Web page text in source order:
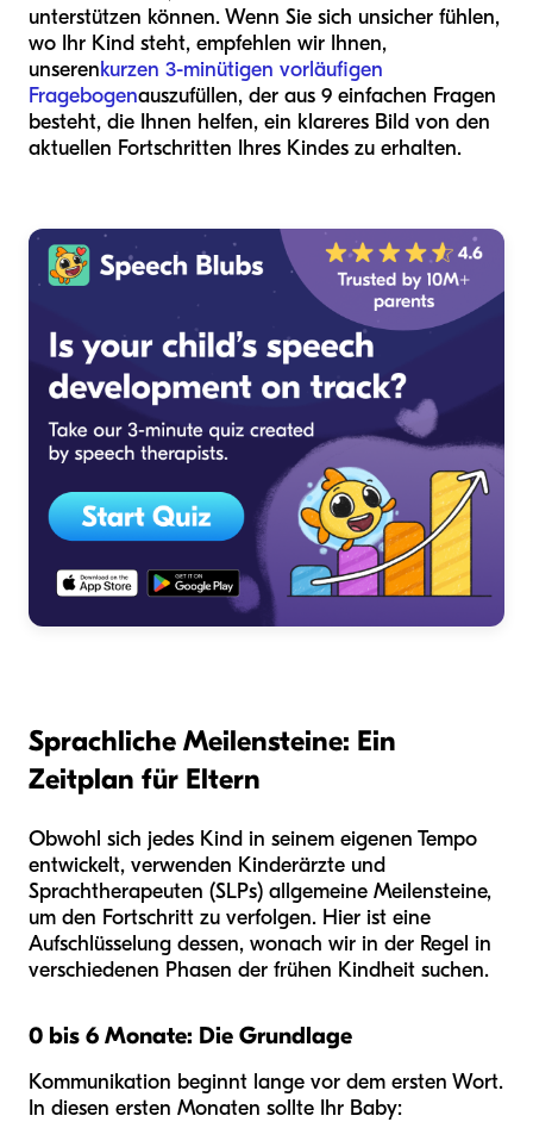
unterstützen können. Wenn Sie sich unsicher fühlen,
wo Ihr Kind steht, empfehlen wir Ihnen,
unserenkurzen 3-minütigen vorläufigen
Fragebogenauszufüllen, der aus 9 einfachen Fragen
besteht, die Ihnen helfen, ein klareres Bild von den
aktuellen Fortschritten Ihres Kindes zu erhalten.
Sprachliche Meilensteine: Ein
Zeitplan für Eltern
Obwohl sich jedes Kind in seinem eigenen Tempo
entwickelt, verwenden Kinderärzte und
Sprachtherapeuten (SLPs) allgemeine Meilensteine,
um den Fortschritt zu verfolgen. Hier ist eine
Aufschlüsselung dessen, wonach wir in der Regel in
verschiedenen Phasen der frühen Kindheit suchen.
0 bis 6 Monate: Die Grundlage
Kommunikation beginnt lange vor dem ersten Wort.
In diesen ersten Monaten sollte Ihr Baby: